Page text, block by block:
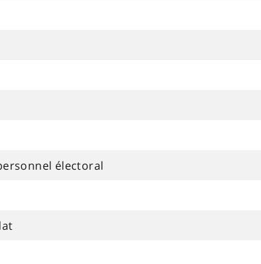
électoral